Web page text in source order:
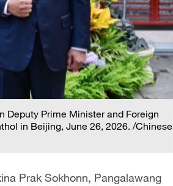
Deputy Prime Minister and Foreign
in Beijing, June 26, 2026. /Chinese
Prak Sokhonn, Pangalawang